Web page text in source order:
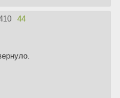
44